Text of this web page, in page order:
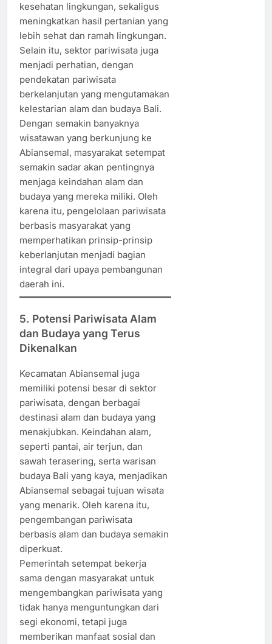
kesehatan lingkungan, sekaligus
meningkatkan hasil pertanian yang
lebih sehat dan ramah lingkungan.
Selain itu, sektor pariwisata juga
menjadi perhatian, dengan
pendekatan pariwisata
berkelanjutan yang mengutamakan
kelestarian alam dan budaya Bali.
Dengan semakin banyaknya
wisatawan yang berkunjung ke
Abiansemal, masyarakat setempat
semakin sadar akan pentingnya
menjaga keindahan alam dan
budaya yang mereka miliki. Oleh
karena itu, pengelolaan pariwisata
berbasis masyarakat yang
memperhatikan prinsip-prinsip
keberlanjutan menjadi bagian
integral dari upaya pembangunan
daerah ini.
5. Potensi Pariwisata Alam
dan Budaya yang Terus
Dikenalkan
Kecamatan Abiansemal juga
memiliki potensi besar di sektor
pariwisata, dengan berbagai
destinasi alam dan budaya yang
menakjubkan. Keindahan alam,
seperti pantai, air terjun, dan
sawah terasering, serta warisan
budaya Bali yang kaya, menjadikan
Abiansemal sebagai tujuan wisata
yang menarik. Oleh karena itu,
pengembangan pariwisata
berbasis alam dan budaya semakin
diperkuat.
Pemerintah setempat bekerja
sama dengan masyarakat untuk
mengembangkan pariwisata yang
tidak hanya menguntungkan dari
segi ekonomi, tetapi juga
memberikan manfaat sosial dan